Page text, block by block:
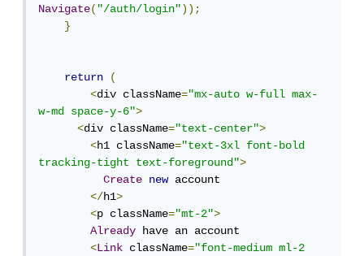
Navigate("/auth/login"));
}
return
(
<div className="mx-auto w-full max-
w-md space-y-6">
<div className="text-center">
<h1 className="text-3xl font-bold
tracking-tight text-foreground">
Create
new account
</h1>
<p className="mt-2">
Already have an account
<Link className="font-medium ml-2